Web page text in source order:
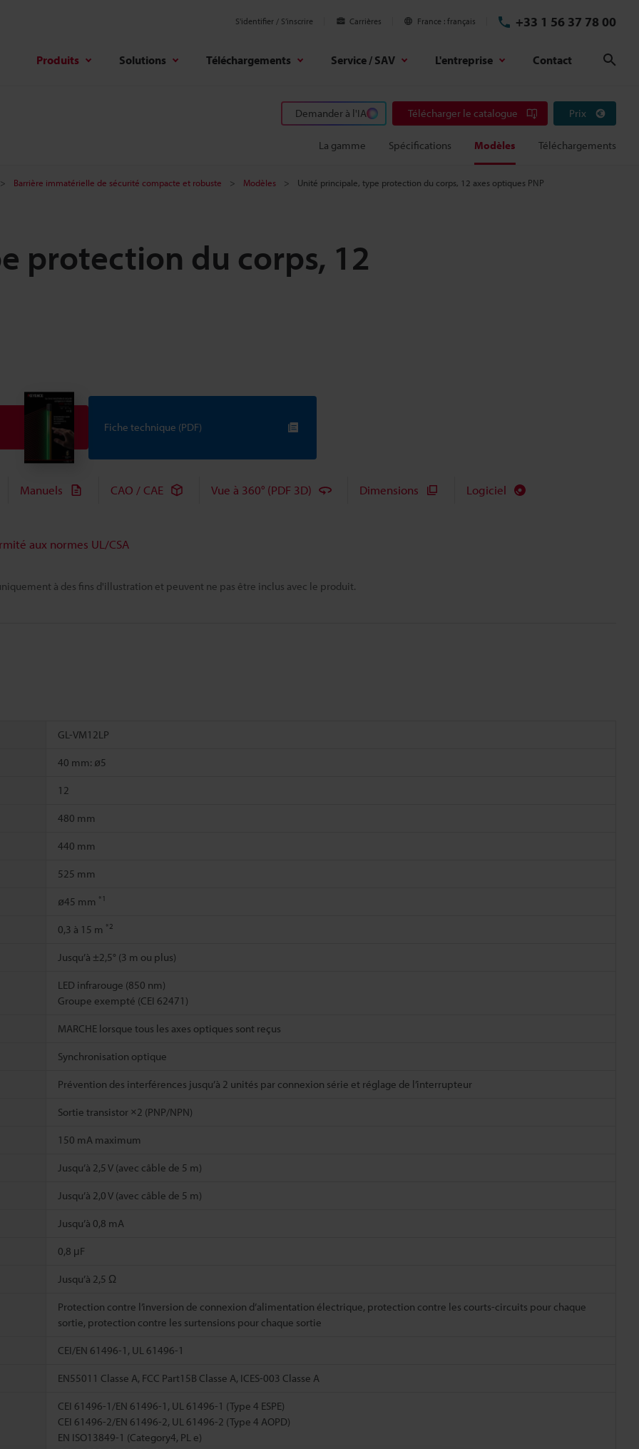
S'identifier / S’inscrire Carrières France français +33 1 56 37 78 00
Produits Solutions Téléchargements Service / SAV L'entreprise Contact
Demander à l'IA Télécharger le catalogue Prix
La gamme Spécifications Modèles Téléchargements
Barrière immatérielle de sécurité compacte et robuste Modèles Unité principale, type protection du corps, 12 axes optiques PNP
protection du corps, 12
à des fins d'illustration et peuvent ne pas être inclus avec le produit.
Fiche technique (PDF)
Manuels CAO / CAE Vue à 360° (PDF 3D) Dimensions Logiciel
aux normes UL/CSA
GL-VM12LP
40 mm: ø5
12
480 mm
440 mm
525 mm
ø45 mm *1
0,3 à 15 m *2
Jusqu’à ±2,5° (3 m ou plus)
LED infrarouge (850 nm)
Groupe exempté (CEI 62471)
MARCHE lorsque tous les axes optiques sont reçus
Synchronisation optique
Prévention des interférences jusqu’à 2 unités par connexion série et réglage de l’interrupteur
Sortie transistor ×2 (PNP/NPN)
150 mA maximum
Jusqu’à 2,5 V (avec câble de 5 m)
Jusqu’à 2,0 V (avec câble de 5 m)
Jusqu’à 0,8 mA
0,8 μF
Jusqu’à 2,5 Ω
Protection contre l’inversion de connexion d’alimentation électrique, protection contre les courts-circuits pour chaque
sortie, protection contre les surtensions pour chaque sortie
CEI/EN 61496-1, UL 61496-1
EN55011 Classe A, FCC Part15B Classe A, ICES-003 Classe A
CEI 61496-1/EN 61496-1, UL 61496-1 (Type 4 ESPE)
CEI 61496-2/EN 61496-2, UL 61496-2 (Type 4 AOPD)
EN ISO13849-1 (Category4, PL e)